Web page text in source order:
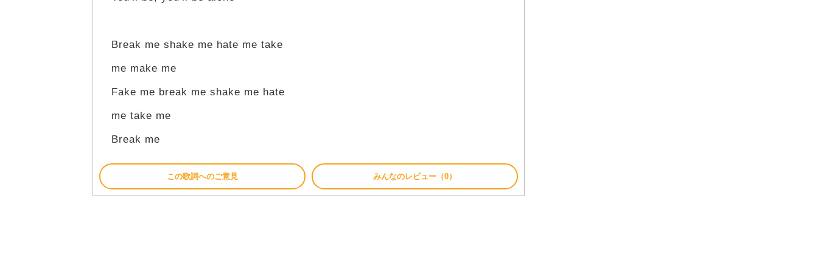
Break me shake me hate me take
me make me
Fake me break me shake me hate
me take me
Break me
この歌詞へのご意見 みんなのレビュー（0）